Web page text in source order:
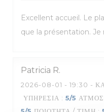
Excellent accueil. Le
que la présentation.
Patricia R
2026-08-01 - 19:30 -
ΥΠΗΡΕΣΊΑ : 5/5